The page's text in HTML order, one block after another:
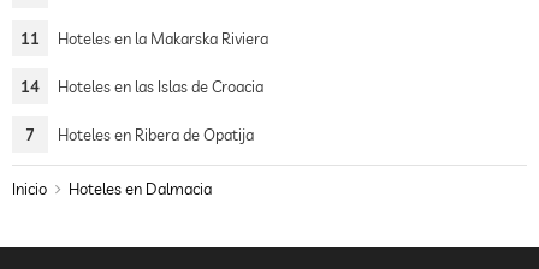
11 Hoteles en la Makarska Riviera
14 Hoteles en las Islas de Croacia
7 Hoteles en Ribera de Opatija
Inicio Hoteles en Dalmacia